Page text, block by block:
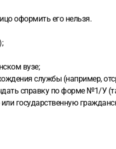
оформить его нельзя.
вузе;
службы (например,
справку по форме №1/У
государственную